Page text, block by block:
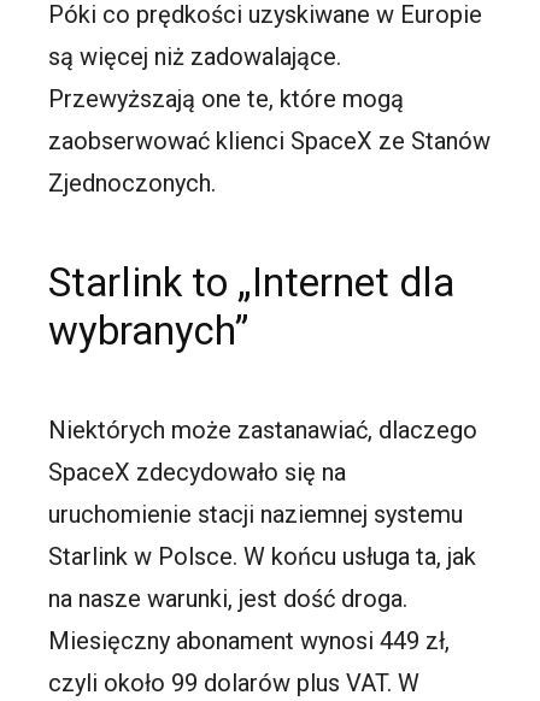
Póki co prędkości uzyskiwane w Europie
są więcej niż zadowalające.
Przewyższają one te, które mogą
zaobserwować klienci SpaceX ze Stanów
Zjednoczonych.
Starlink to „Internet dla
wybranych”
Niektórych może zastanawiać, dlaczego
SpaceX zdecydowało się na
uruchomienie stacji naziemnej systemu
Starlink w Polsce. W końcu usługa ta, jak
na nasze warunki, jest dość droga.
Miesięczny abonament wynosi 449 zł,
czyli około 99 dolarów plus VAT. W